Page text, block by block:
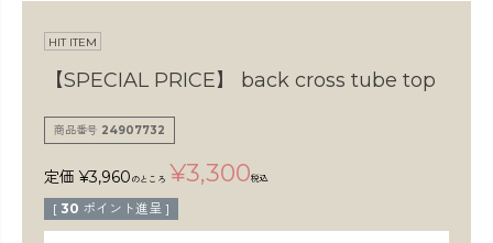
検索
HIT ITEM
【SPECIAL PRICE】 back cross tube top
商品番号 24907732
定価 ¥3,960 のところ ¥3,300税込
[ 30 ポイント進呈 ]